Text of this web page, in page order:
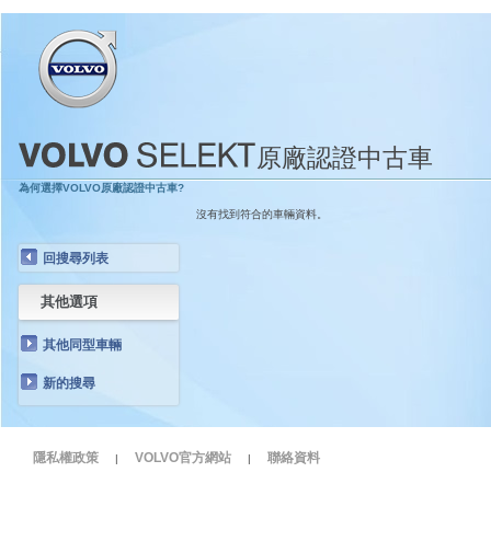
原廠認證中古車
為何選擇VOLVO原廠認證中古車?
回搜尋列表
其他選項
其他同型車輛
新的搜尋
沒有找到符合的車輛資料。
隱私權政策 | VOLVO官方網站 | 聯絡資料